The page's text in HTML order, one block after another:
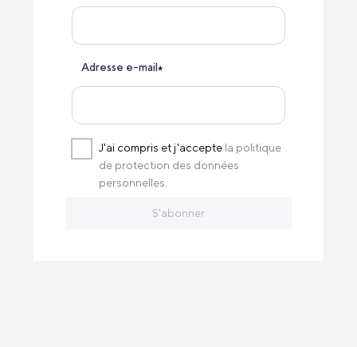
Adresse e-mail*
J'ai compris et j'accepte la politique
de protection des données
personnelles.
S'abonner